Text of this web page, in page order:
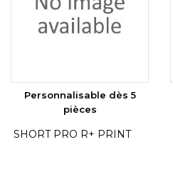
Personnalisable dès 5
pièces
SHORT PRO R+ PRINT